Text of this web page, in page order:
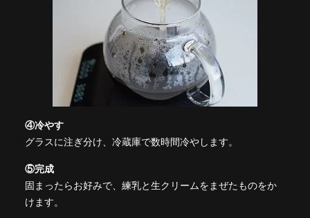
④冷やす
グラスに注ぎ分け、冷蔵庫で数時間冷やします。
⑤完成
固まったらお好みで、練乳と生クリームをまぜたものをか
けます。